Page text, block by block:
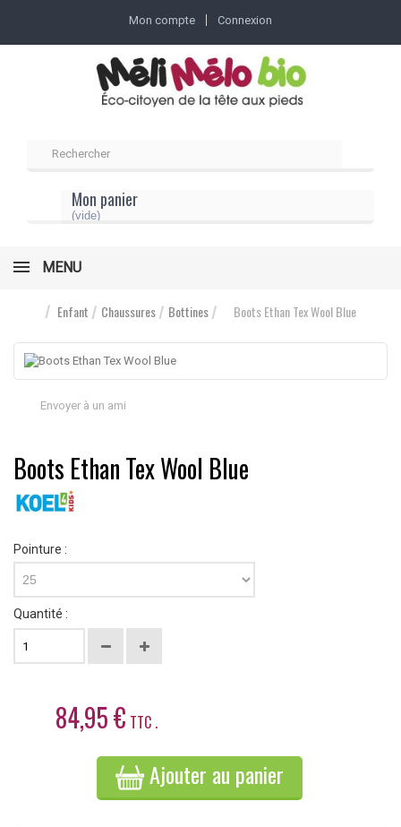
Mon compte Connexion
Mon panier
(vide)
MENU
Enfant Chaussures Bottines Boots Ethan Tex Wool Blue
Envoyer à un ami
Boots Ethan Tex Wool Blue
Pointure :
25
Quantité :
84,95 € TTC .
Ajouter au panier